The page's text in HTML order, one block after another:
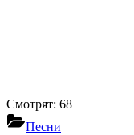
Смотрят: 68
Песни